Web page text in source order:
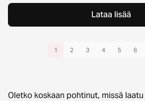
Lataa lisää
1 2 3 4 5 6
Oletko koskaan pohtinut, missä